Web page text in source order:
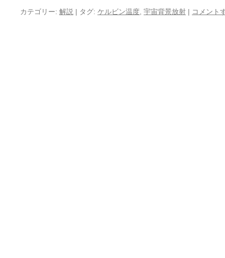
カテゴリー: 解説 | タグ: ケルビン温度 宇宙背景放射 | コメント